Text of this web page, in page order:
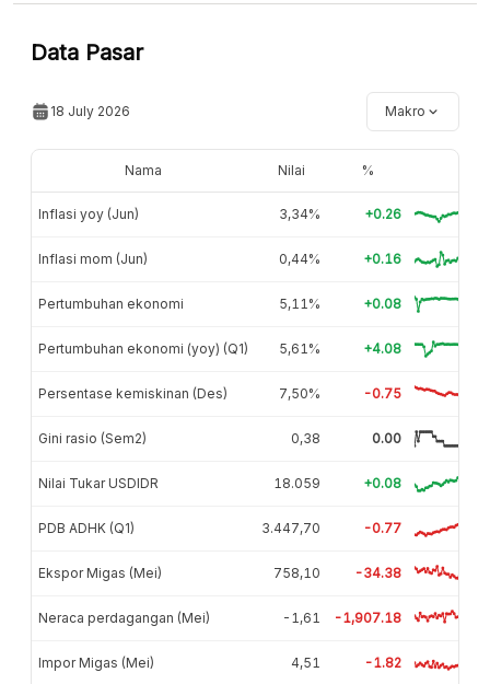
Data Pasar
18 July 2026 Makro
Nama Nilai %
Inflasi yoy (Jun) 3,34% +0.26
Inflasi mom (Jun) 0,44% +0.16
Pertumbuhan ekonomi 5,11% +0.08
Pertumbuhan ekonomi (yoy) (Q1) 5,61% +4.08
Persentase kemiskinan (Des) 7,50% -0.75
Gini rasio (Sem2) 0,38 0.00
Nilai Tukar USDIDR 18.059 +0.08
PDB ADHK (Q1) 3.447,70 -0.77
Ekspor Migas (Mei) 758,10 -34.38
Neraca perdagangan (Mei) -1,61 -1,907.18
Impor Migas (Mei) 4,51 -1.82